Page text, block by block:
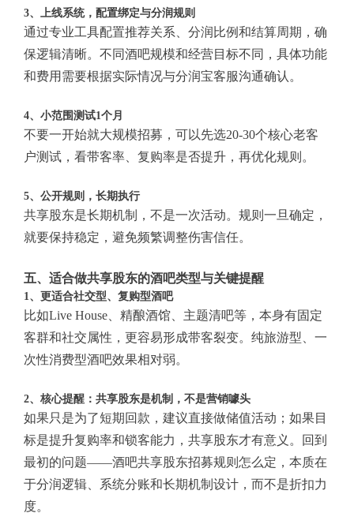
3、上线系统，配置绑定与分润规则
通过专业工具配置推荐关系、分润比例和结算周期，确
保逻辑清晰。不同酒吧规模和经营目标不同，具体功能
和费用需要根据实际情况与分润宝客服沟通确认。
4、小范围测试1个月
不要一开始就大规模招募，可以先选20-30个核心老客
户测试，看带客率、复购率是否提升，再优化规则。
5、公开规则，长期执行
共享股东是长期机制，不是一次活动。规则一旦确定，
就要保持稳定，避免频繁调整伤害信任。
五、适合做共享股东的酒吧类型与关键提醒
1、更适合社交型、复购型酒吧
比如Live House、精酿酒馆、主题清吧等，本身有固定
客群和社交属性，更容易形成带客裂变。纯旅游型、一
次性消费型酒吧效果相对弱。
2、核心提醒：共享股东是机制，不是营销噱头
如果只是为了短期回款，建议直接做储值活动；如果目
标是提升复购率和锁客能力，共享股东才有意义。回到
最初的问题——酒吧共享股东招募规则怎么定，本质在
于分润逻辑、系统分账和长期机制设计，而不是折扣力
度。